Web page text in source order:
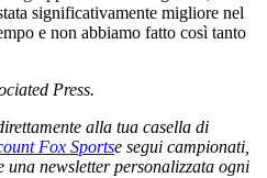
significativamente migliore nel
e non abbiamo fatto così tanto
Press.
alla tua casella di
Fox Sportse segui campionati,
newsletter personalizzata ogni